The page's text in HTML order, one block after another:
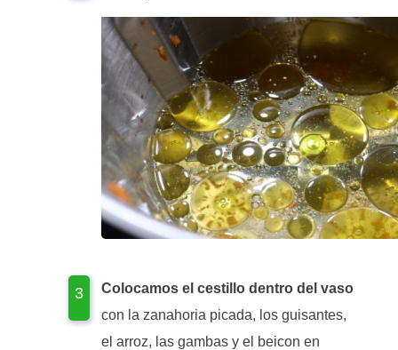
Colocamos el cestillo dentro del vaso
con la zanahoria picada, los guisantes,
el arroz, las gambas y el beicon en